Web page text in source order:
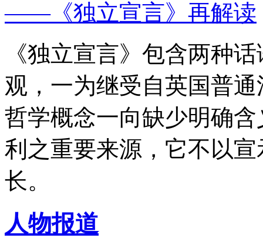
——《独立宣言》再解读
《独立宣言》包含两种
观，一为继受自英国普
哲学概念一向缺少明确
利之重要来源，它不以
长。
人物报道